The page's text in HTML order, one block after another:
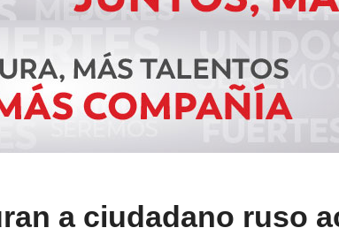
a ciudadano ruso